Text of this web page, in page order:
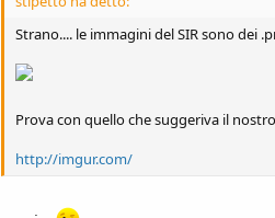
Strano.... le immagini del SIR sono dei
Prova con quello che suggeriva il
http://imgur.com/